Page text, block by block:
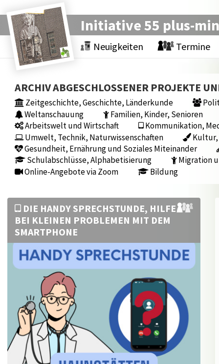
Initiative 55 plus-
Neuigkeiten Termine
ARCHIV ABGESCHLOSSENER PROJEKTE
Zeitgeschichte, Geschichte, Länderkunde
Weltanschauung
Familien, Kinder, Senioren
Arbeitswelt und Wirtschaft
Kommunikation,
Umwelt, Technik, Naturwissenschaften
Kultur,
Gesundheit, Ernährung und Soziales Miteinander
Schulabschlüsse, Alphabetisierung
Migration
Online-Angebote via Zoom
Bildung
DIE HANDY SPRECHSTUNDE, HILFE
BEI KLEINEN PROBLEMEN MIT DEM
SMARTPHONE